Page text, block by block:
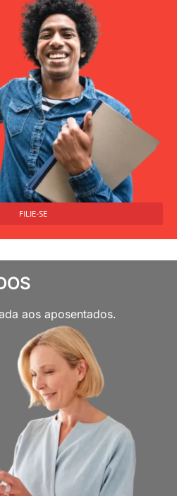
FILIE-SE
aos aposentados.